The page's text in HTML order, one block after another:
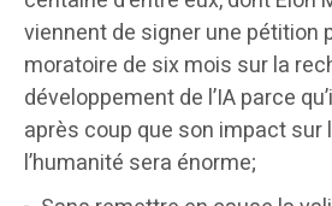
viennent de signer une pétition
moratoire de six mois sur la
développement de l’IA parce
après coup que son impact sur
l’humanité sera énorme;